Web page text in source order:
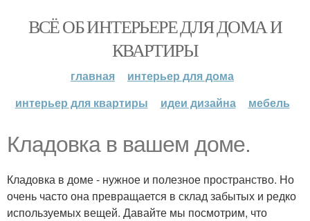
ВСЁ ОБ ИНТЕРЬЕРЕ ДЛЯ ДОМА И
КВАРТИРЫ
главная
интерьер для дома
интерьер для квартиры
идеи дизайна мебель
Кладовка в вашем доме.
Кладовка в доме - нужное и полезное пространство. Но
очень часто она превращается в склад забытых и редко
используемых вещей. Давайте мы посмотрим, что